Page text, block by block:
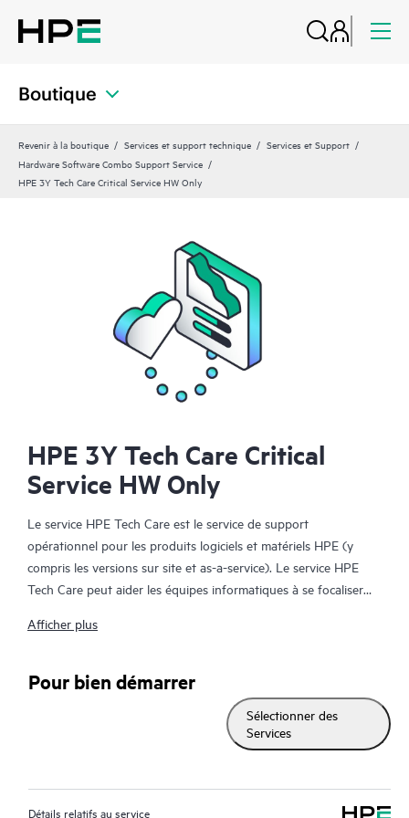
Boutique
Revenir à la boutique Services et support technique
Services et Support
Hardware Software Combo Support Service
HPE 3Y Tech Care Critical Service HW Only
HPE 3Y Tech Care Critical
Service HW Only
Le service HPE Tech Care est le service de support
opérationnel pour les produits logiciels et matériels HPE (y
compris les versions sur site et as-a-service). Le service HPE
Tech Care peut aider les équipes informatiques à se focaliser
chercher proactivement de meilleures méthodes de travail,
Le service HPE Tech Care établit un accès direct à des
spécialistes produit et fournit des conseils techniques généraux,
qui aideront les Clients à réduire les risques et à trouver des
Tech Care peuvent accéder au support via différents canaux :
téléphone, infrastructure de messagerie instantanée en temps
Afficher plus
Pour bien démarrer
Sélectionner des
Services
Détails relatifs au service